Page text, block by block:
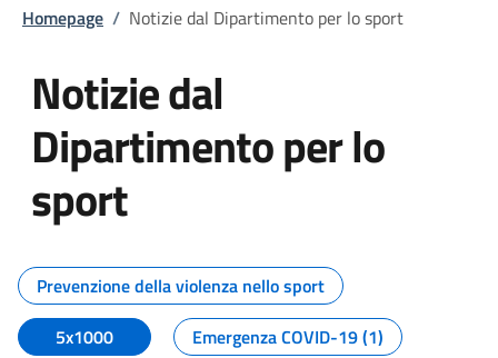
Homepage / Notizie dal Dipartimento per lo sport
Notizie dal
Dipartimento per lo
sport
Tutti i contenuti della pagina
Prevenzione della violenza nello sport
5x1000
Emergenza COVID-19 (1)